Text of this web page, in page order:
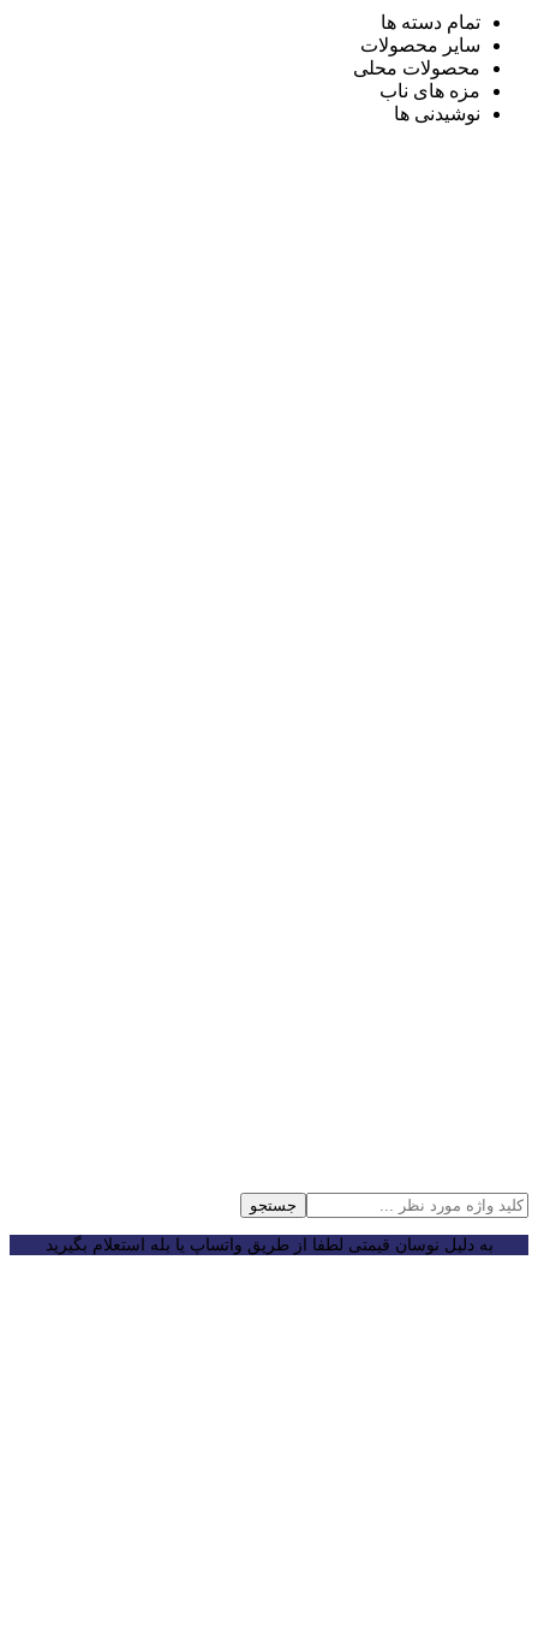
تمام دسته ها
سایر محصولات
محصولات محلی
مزه های ناب
نوشیدنی ها
جستجو
به دلیل نوسان قیمتی لطفا از طریق واتساپ یا بله استعلام بگیرید